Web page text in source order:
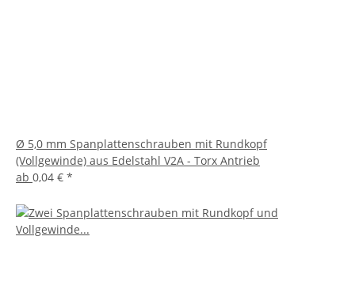
Ø 5,0 mm Spanplattenschrauben mit Rundkopf
(Vollgewinde) aus Edelstahl V2A - Torx Antrieb
ab 0,04 € *